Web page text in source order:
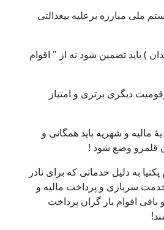
ملی مبارزه برعلیه بیعدالتی
) باید تضمین شود نه از " اقوام
دیگری برتری و امتیاز
مالیه و شهریه باید همگانی و
قلمرو وضع شود !
به دلیل خدماتی که برای نادر
خدمت سربازی و پرداخت مالیه و
اقوام بار گران پرداخت